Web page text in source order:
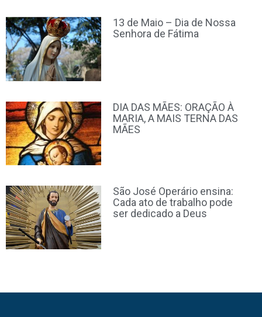
13 de Maio – Dia de Nossa
Senhora de Fátima
DIA DAS MÃES: ORAÇÃO À
MARIA, A MAIS TERNA DAS
MÃES
São José Operário ensina:
Cada ato de trabalho pode
ser dedicado a Deus